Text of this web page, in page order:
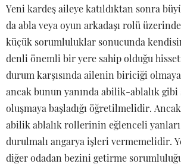
Yeni kardeş aileye katıldıktan sonra
da abla veya oyun arkadaşı rolü
küçük sorumluluklar sonucunda
denli önemli bir yere sahip olduğu
durum karşısında ailenin biriciği
ancak bunun yanında abilik-ablalık
oluşmaya başladığı öğretilmelidir.
abilik ablalık rollerinin eğlenceli
durulmalı angarya işleri vermemelidir.
diğer odadan bezini getirme